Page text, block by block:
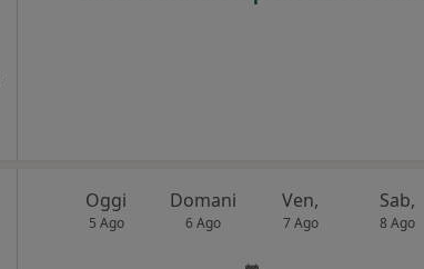
Oggi
5 Ago
Domani
6 Ago
Ven,
7 Ago
Sab,
8 Ago